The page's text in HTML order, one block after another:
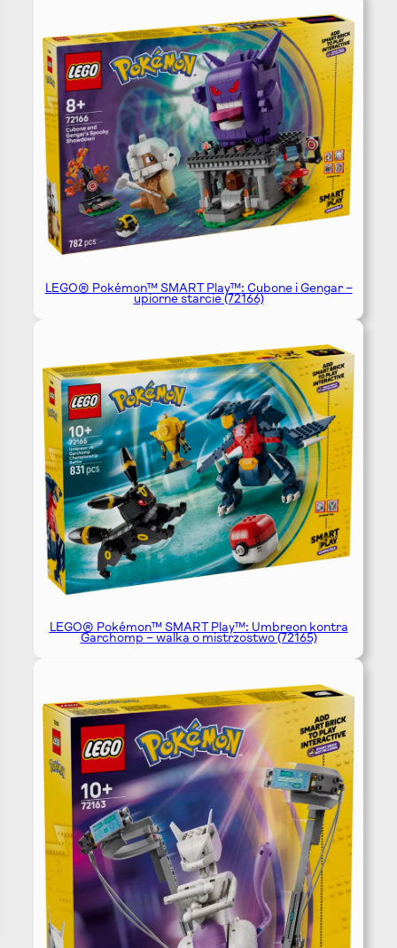
LEGO® Pokémon™ SMART Play™: Cubone i Gengar –
upiorne starcie (72166)
LEGO® Pokémon™ SMART Play™: Umbreon kontra
Garchomp – walka o mistrzostwo (72165)